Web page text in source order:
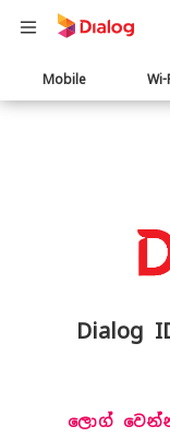
Main
navigation
Mobile Wi-
ලොග්